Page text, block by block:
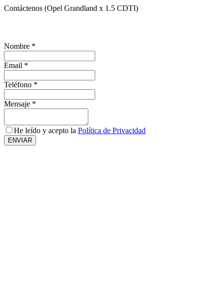
Contáctenos (Opel Grandland x 1.5 CDTI)
Nombre *
Email *
Teléfono *
Mensaje *
He leído y acepto la Política de Privacidad
ENVIAR